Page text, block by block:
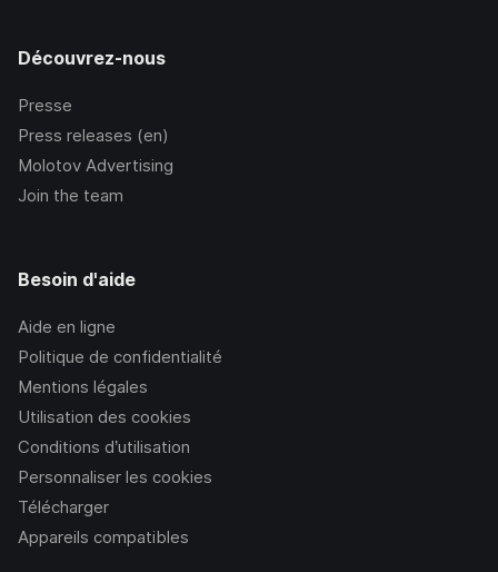
Découvrez-nous
Presse
Press releases (en)
Molotov Advertising
Join the team
Besoin d'aide
Aide en ligne
Politique de confidentialité
Mentions légales
Utilisation des cookies
Conditions d’utilisation
Personnaliser les cookies
Télécharger
Appareils compatibles